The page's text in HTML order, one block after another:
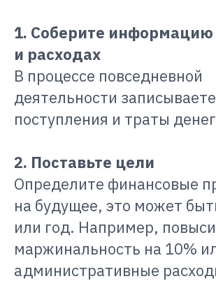
1. Соберите информацию
и расходах
В процессе повседневной
деятельности
поступления и траты
2. Поставьте цели
Определите финансовые
на будущее, это может
или год. Например,
маржинальность на 10%
административные